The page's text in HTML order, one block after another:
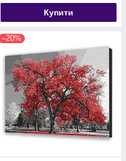
Купити
–20%